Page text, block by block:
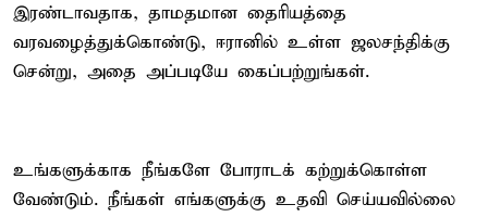
இரண்டாவதாக, தாமதமான தைரியத்தை
வரவழைத்துக்கொண்டு, ஈரானில் உள்ள ஜலசந்திக்கு
சென்று, அதை அப்படியே கைப்பற்றுங்கள்.
உங்களுக்காக நீங்களே போராடக் கற்றுக்கொள்ள
வேண்டும். நீங்கள் எங்களுக்கு உதவி செய்யவில்லை